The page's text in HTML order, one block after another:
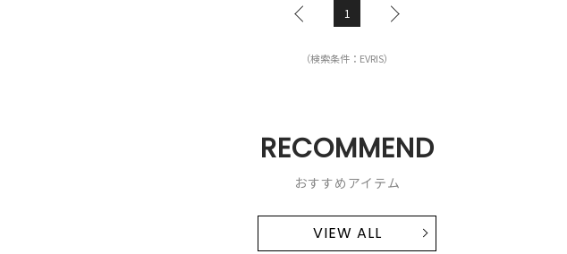
1
（検索条件：EVRIS）
RECOMMEND
おすすめアイテム
VIEW ALL